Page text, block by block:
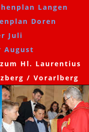
Langen
Doren
Juli
August
Hl. Laurentius
/ Vorarlberg